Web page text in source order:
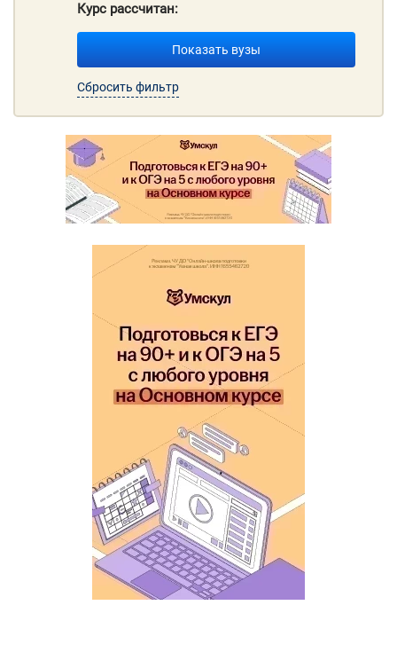
Курс рассчитан:
Показать вузы
Сбросить фильтр